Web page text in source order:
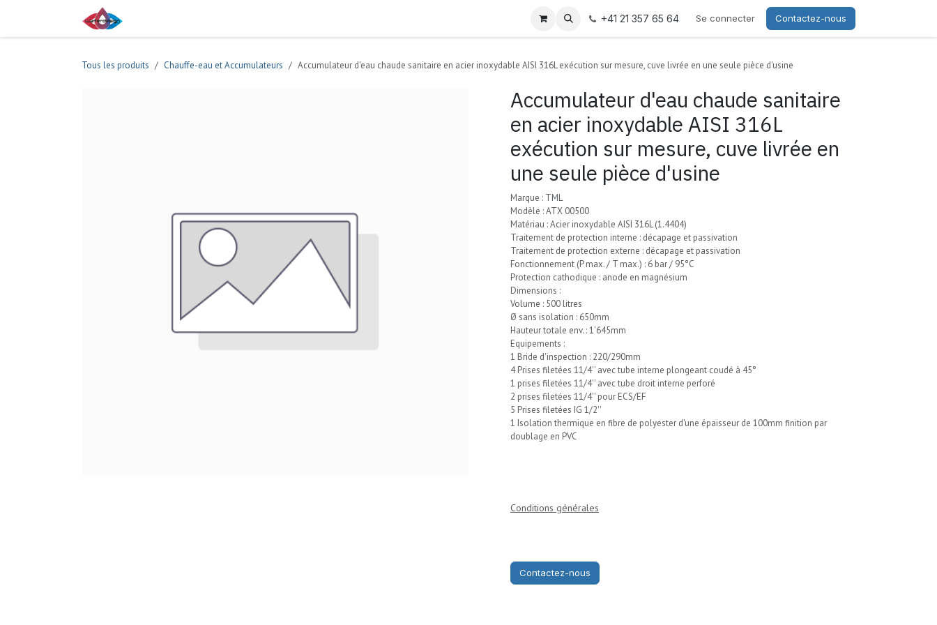
+41 21 357 65 64 Se connecter Contactez-nous
Tous les produits Chauffe-eau et Accumulateurs Accumulateur d'eau chaude sanitaire en acier inoxydable AISI 316L exécution sur mesure, cuve livrée en une seule pièce d'usine
Accumulateur d'eau chaude sanitaire
en acier inoxydable AISI 316L
exécution sur mesure, cuve livrée en
une seule pièce d'usine
Marque : TML
Modèle : ATX 00500
Matériau : Acier inoxydable AISI 316L (1.4404)
Traitement de protection interne : décapage et passivation
Traitement de protection externe : décapage et passivation
Fonctionnement (P max. / T max.) : 6 bar / 95°C
Protection cathodique : anode en magnésium
Dimensions :
Volume : 500 litres
Ø sans isolation : 650mm
Hauteur totale env. : 1'645mm
Equipements :
1 Bride d'inspection : 220/290mm
4 Prises filetées 11/4'' avec tube interne plongeant coudé à 45°
1 prises filetées 11/4'' avec tube droit interne perforé
2 prises filetées 11/4'' pour ECS/EF
5 Prises filetées IG 1/2''
1 Isolation thermique en fibre de polyester d'une épaisseur de 100mm finition par
doublage en PVC
Conditions générales
Contactez-nous